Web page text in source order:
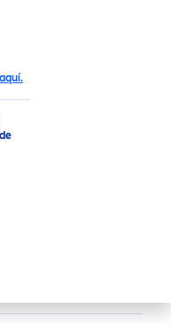
aquí.
contra el
manchas